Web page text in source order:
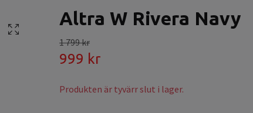
Altra W Rivera Navy
1 799 kr
999 kr
Produkten är tyvärr slut i lager.